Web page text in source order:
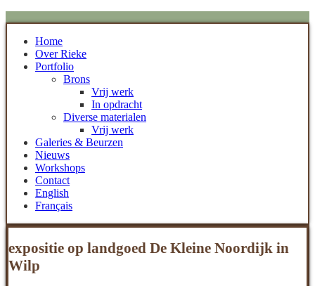
Home
Over Rieke
Portfolio
Brons
Vrij werk
In opdracht
Diverse materialen
Vrij werk
Galeries & Beurzen
Nieuws
Workshops
Contact
English
Français
expositie op landgoed De Kleine Noordijk in
Wilp